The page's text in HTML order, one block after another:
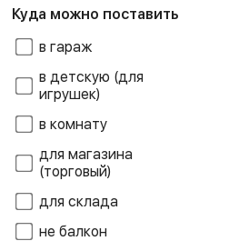
Куда можно поставить
в гараж
в детскую (для
игрушек)
в комнату
для магазина
(торговый)
для склада
не балкон